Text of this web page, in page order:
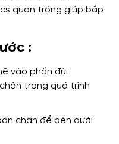
:
vào phần đùi
trong quá trình
chân để bên dưới